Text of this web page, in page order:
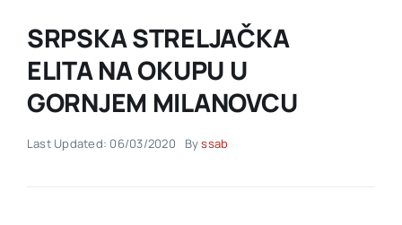
Akti SSAB
Kontakt
SRPSKA STRELJAČKA
ELITA NA OKUPU U
GORNJEM MILANOVCU
Last Updated: 06/03/2020 Byssab